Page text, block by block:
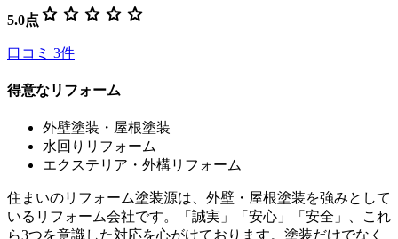
5.0点 star star star star star
口コミ 3件
得意なリフォーム
外壁塗装・屋根塗装
水回りリフォーム
エクステリア・外構リフォーム
住まいのリフォーム塗装源は、外壁・屋根塗装を強みとして
いるリフォーム会社です。「誠実」「安心」「安全」、これ
ら3つを意識した対応を心がけております。塗装だけでなく